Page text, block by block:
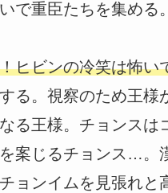
で重臣たちを集め
ヒビンの冷笑は怖
る。視察のため王
る王様。チョンス
案じるチョンス…。
ョンイムを見張れ